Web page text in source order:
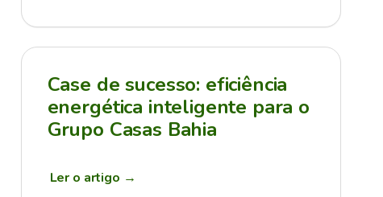
Case de sucesso: eficiência
energética inteligente para o
Grupo Casas Bahia
Ler o artigo →